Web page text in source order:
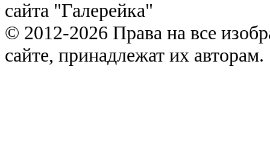
сайта "Галерейка"
© 2012-2026 Права на все
сайте, принадлежат их авторам.